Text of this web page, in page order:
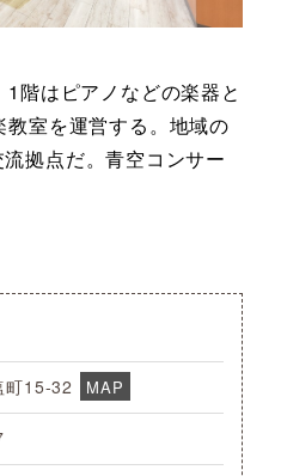
階はピアノなどの楽器と
室を運営する。地域の
拠点だ。青空コンサー
町15-32 MAP